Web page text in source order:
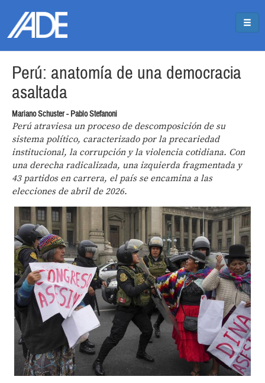
Perú: anatomía de una democracia
asaltada
Mariano Schuster - Pablo Stefanoni
Perú atraviesa un proceso de descomposición de su
sistema político, caracterizado por la precariedad
institucional, la corrupción y la violencia cotidiana. Con
una derecha radicalizada, una izquierda fragmentada y
43 partidos en carrera, el país se encamina a las
elecciones de abril de 2026.